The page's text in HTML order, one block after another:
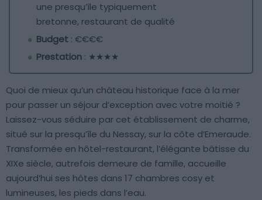
une presqu’île typiquement
bretonne, restaurant de qualité
Budget : €€€€
Prestation : ★★★★
Quoi de mieux qu’un château historique face à la mer
pour passer un séjour d’exception avec votre moitié ?
Laissez-vous séduire par cet établissement de charme,
situé sur la presqu’île du Nessay, sur la côte d’Emeraude.
Transformée en hôtel-restaurant, l’élégante bâtisse du
XIXe siècle, autrefois demeure de famille, accueille
aujourd’hui ses hôtes dans 17 chambres cosy et
lumineuses, les pieds dans l’eau.